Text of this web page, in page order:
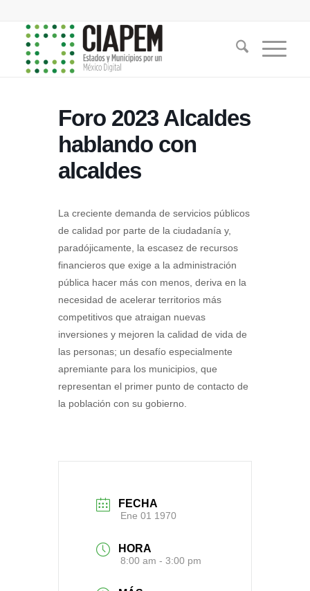
Foro 2023 Alcaldes
hablando con
alcaldes
La creciente demanda de servicios públicos
de calidad por parte de la ciudadanía y,
paradójicamente, la escasez de recursos
financieros que exige a la administración
pública hacer más con menos, deriva en la
necesidad de acelerar territorios más
competitivos que atraigan nuevas
inversiones y mejoren la calidad de vida de
las personas; un desafío especialmente
apremiante para los municipios, que
representan el primer punto de contacto de
la población con su gobierno.
FECHA
Ene 01 1970
HORA
8:00 am - 3:00 pm